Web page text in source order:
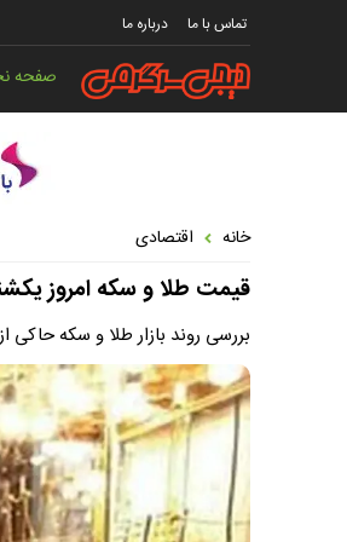
تماس با ما درباره ما
صفحه
خانه اقتصادی
قیمت طلا و سکه امروز یکشنبه ۲۲ تیر ۱۴۰۴ | سقوط قیمت طلا در بازار
بررسی روند بازار طلا و سکه حاکی از آن است که طلا در کانال ۶